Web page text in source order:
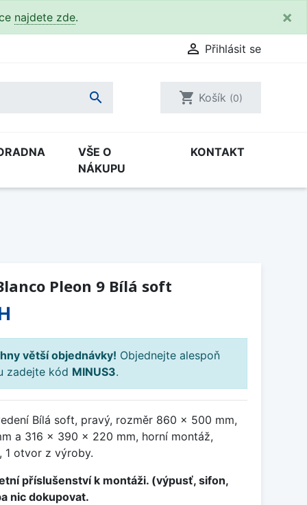
najdete zde. ×
 Přihlásit se
 shopping_cart Košík (0)
VŠE O
NÁKUPU
KONTAKT
Pleon 9 Bílá soft
větší objednávky! Objednejte alespoň
zadejte kód MINUS3.
Bílá soft, pravý, rozměr 860 x 500 mm,
a 316 x 390 x 220 mm, horní montáž,
1 otvor z výroby.
příslušenství k montáži. (výpusť, sifon,
nic dokupovat.